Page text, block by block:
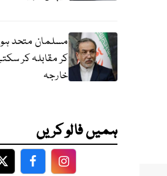
مسلمان متحد
کر مقابلہ کر
خارجہ
ہمیں فالو کریں
TwitterFacebookFacebook